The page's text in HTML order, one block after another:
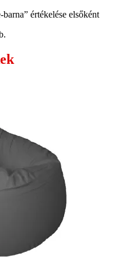
értékelése elsőként